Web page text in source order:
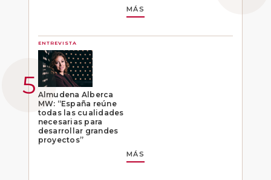
MÁS
ENTREVISTA
Almudena Alberca
MW: “España reúne
todas las cualidades
necesarias para
desarrollar grandes
proyectos”
MÁS